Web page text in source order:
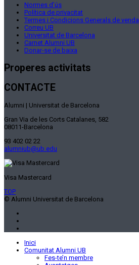
Normes d’ús
Política de privacitat
Termes i Condicions Generals de venda
Correu UB
Universitat de Barcelona
Carnet Alumni UB
Donar-se de baixa
Properes activitats
CONTACTE
Alumni | Universitat de Barcelona
Gran Via de les Corts Catalanes, 582
08011-Barcelona
93 402 02 22
alumniub@ub.edu
Visa Mastercard
TOP
© Alumni Universitat de Barcelona
Inici
Comunitat Alumni UB
Fes-te’n membre